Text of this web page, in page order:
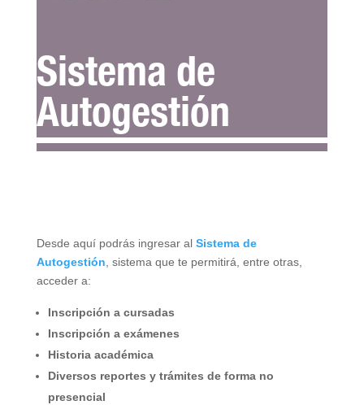
Sistema de
Autogestión
Desde aquí podrás ingresar al Sistema de
Autogestión , sistema que te permitirá, entre otras,
acceder a:
Inscripción a cursadas
Inscripción a exámenes
Historia académica
Diversos reportes y trámites de forma no
presencial